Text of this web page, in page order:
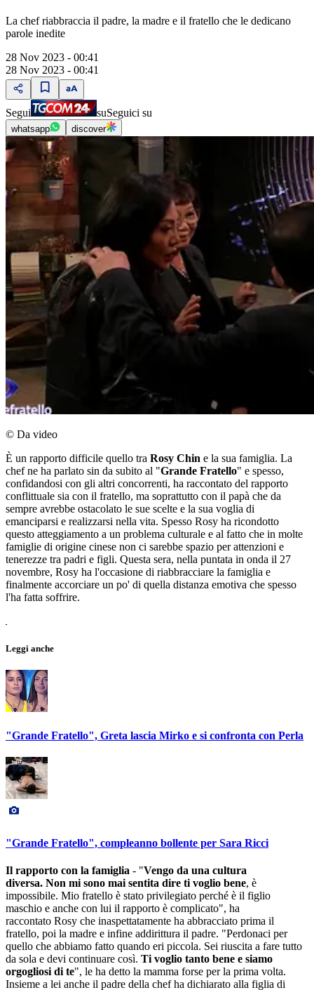
La chef riabbraccia il padre, la madre e il fratello che le dedicano
parole inedite
28 Nov 2023 - 00:41
28 Nov 2023 - 00:41
Segui suSeguici su
whatsapp discover
© Da video
È un rapporto difficile quello tra Rosy Chin e la sua famiglia. La
chef ne ha parlato sin da subito al "Grande Fratello" e spesso,
confidandosi con gli altri concorrenti, ha raccontato del rapporto
conflittuale sia con il fratello, ma soprattutto con il papà che da
sempre avrebbe ostacolato le sue scelte e la sua voglia di
emanciparsi e realizzarsi nella vita. Spesso Rosy ha ricondotto
questo atteggiamento a un problema culturale e al fatto che in molte
famiglie di origine cinese non ci sarebbe spazio per attenzioni e
tenerezze tra padri e figli. Questa sera, nella puntata in onda il 27
novembre, Rosy ha l'occasione di riabbracciare la famiglia e
finalmente accorciare un po' di quella distanza emotiva che spesso
l'ha fatta soffrire.
Leggi anche
"Grande Fratello", Greta lascia Mirko e si confronta con Perla
"Grande Fratello", compleanno bollente per Sara Ricci
Il rapporto con la famiglia - "Vengo da una cultura
diversa. Non mi sono mai sentita dire ti voglio bene, è
impossibile. Mio fratello è stato privilegiato perché è il figlio
maschio e anche con lui il rapporto è complicato", ha
raccontato Rosy che inaspettatamente ha abbracciato prima il
fratello, poi la madre e infine addirittura il padre. "Perdonaci per
quello che abbiamo fatto quando eri piccola. Sei riuscita a fare tutto
da sola e devi continuare così. Ti voglio tanto bene e siamo
orgogliosi di te", le ha detto la mamma forse per la prima volta.
Insieme a lei anche il padre della chef ha dichiarato alla figlia di